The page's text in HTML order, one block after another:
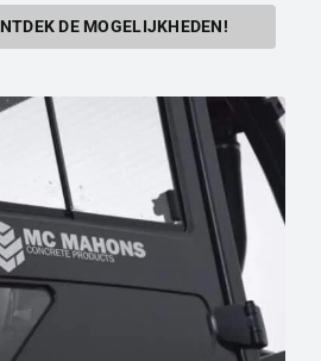
DE MOGELIJKHEDEN!